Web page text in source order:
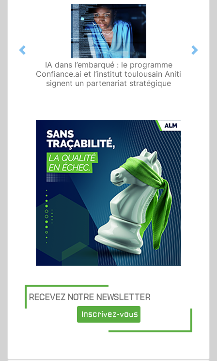
IA dans l’embarqué : le programme
Confiance.ai et l’institut toulousain Aniti
signent un partenariat stratégique
Previous Next
RECEVEZ NOTRE NEWSLETTER
Inscrivez-vous